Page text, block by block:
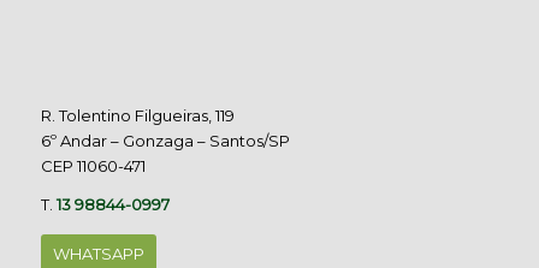
R. Tolentino Filgueiras, 119
6º Andar – Gonzaga – Santos/SP
CEP 11060-471
T.13 98844-0997
WHATSAPP